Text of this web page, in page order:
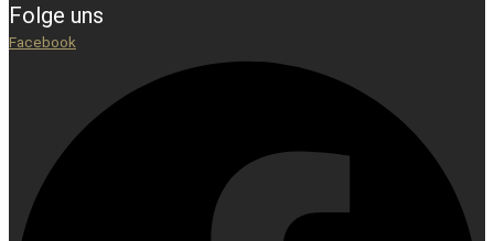
Folge uns
Facebook